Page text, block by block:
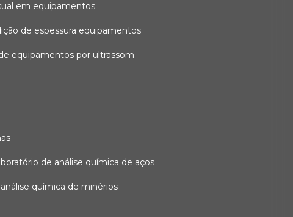
em equipamentos
de espessura equipamentos
equipamentos por ultrassom
de análise química de aços
química de minérios